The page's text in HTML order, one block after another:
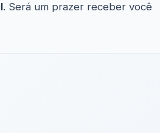
. Será um prazer receber você